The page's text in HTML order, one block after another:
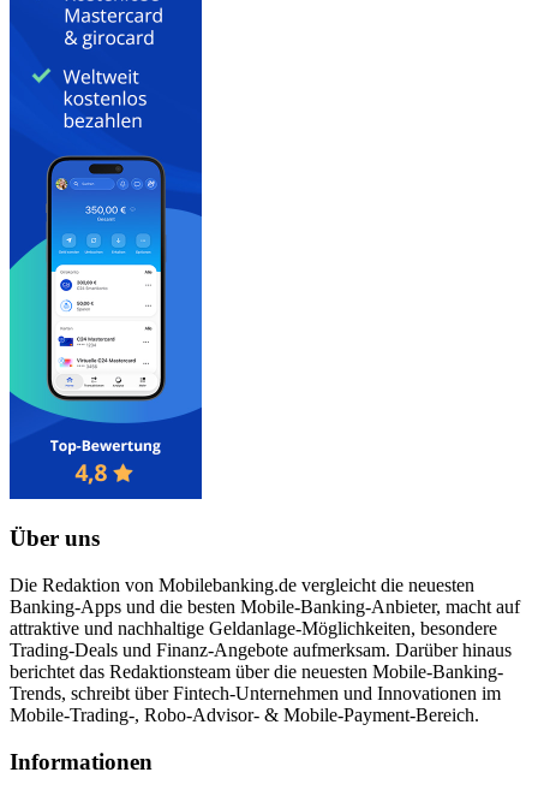
Über uns
Die Redaktion von Mobilebanking.de vergleicht die neuesten
Banking-Apps und die besten Mobile-Banking-Anbieter, macht auf
attraktive und nachhaltige Geldanlage-Möglichkeiten, besondere
Trading-Deals und Finanz-Angebote aufmerksam. Darüber hinaus
berichtet das Redaktionsteam über die neuesten Mobile-Banking-
Trends, schreibt über Fintech-Unternehmen und Innovationen im
Mobile-Trading-, Robo-Advisor- & Mobile-Payment-Bereich.
Informa­tionen